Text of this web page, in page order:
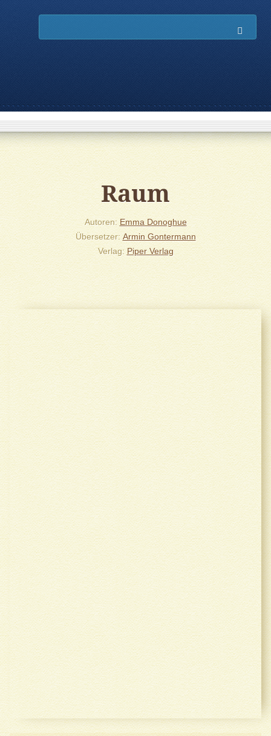
Raum
Autoren Emma Donoghue
Übersetzer Armin Gontermann
Verlag Piper Verlag